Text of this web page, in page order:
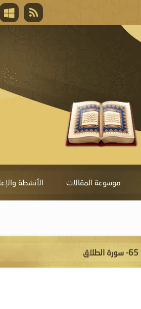
قال تعالى
المغفرة لأنها أغلى جائزة، وهي مفتاح باب
موسوعة المقالات الأنشطة